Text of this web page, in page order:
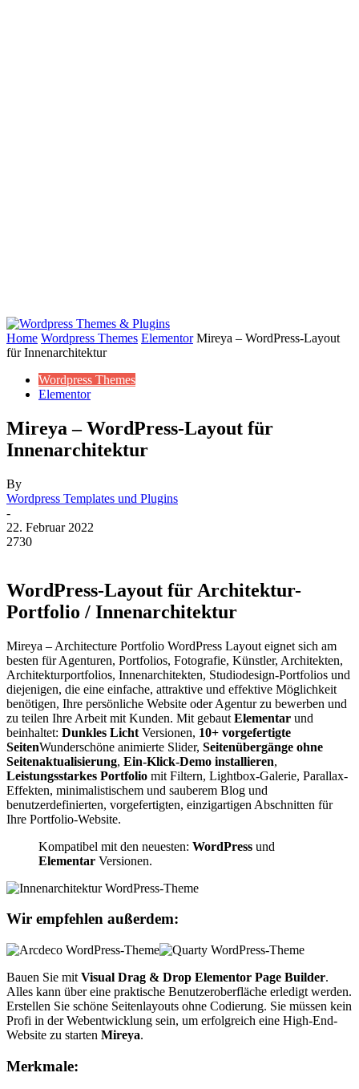
Home Wordpress Themes Elementor Mireya – WordPress-Layout
für Innenarchitektur
Wordpress Themes
Elementor
Mireya – WordPress-Layout für
Innenarchitektur
By
Wordpress Templates und Plugins
-
22. Februar 2022
2730
WordPress-Layout für Architektur-
Portfolio / Innenarchitektur
Mireya – Architecture Portfolio WordPress Layout eignet sich am
besten für Agenturen, Portfolios, Fotografie, Künstler, Architekten,
Architekturportfolios, Innenarchitekten, Studiodesign-Portfolios und
diejenigen, die eine einfache, attraktive und effektive Möglichkeit
benötigen, Ihre persönliche Website oder Agentur zu bewerben und
zu teilen Ihre Arbeit mit Kunden. Mit gebaut Elementar und
beinhaltet: Dunkles Licht Versionen, 10+ vorgefertigte
SeitenWunderschöne animierte Slider, Seitenübergänge ohne
Seitenaktualisierung, Ein-Klick-Demo installieren,
Leistungsstarkes Portfolio mit Filtern, Lightbox-Galerie, Parallax-
Effekten, minimalistischem und sauberem Blog und
benutzerdefinierten, vorgefertigten, einzigartigen Abschnitten für
Ihre Portfolio-Website.
Kompatibel mit den neuesten: WordPress und
Elementar Versionen.
Wir empfehlen außerdem:
Bauen Sie mit Visual Drag & Drop Elementor Page Builder.
Alles kann über eine praktische Benutzeroberfläche erledigt werden.
Erstellen Sie schöne Seitenlayouts ohne Codierung. Sie müssen kein
Profi in der Webentwicklung sein, um erfolgreich eine High-End-
Website zu starten Mireya.
Merkmale: